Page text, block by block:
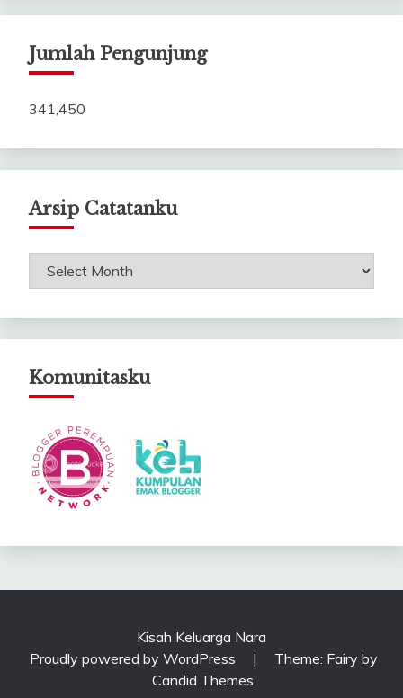
Jumlah Pengunjung
341,450
Arsip Catatanku
Arsip
Catatanku
Komunitasku
Kisah Keluarga Nara
Proudly powered by WordPress
|
Theme: Fairy by
Candid Themes.